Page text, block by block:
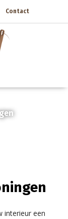
Contact
interieur een